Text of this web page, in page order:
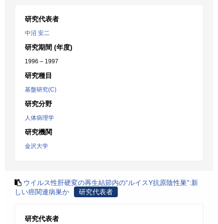
研究代表者
中沼 安二
研究期間 (年度)
1996 – 1997
研究種目
基盤研究(C)
研究分野
人体病理学
研究機関
金沢大学
ウイルス性肝硬変の再生結節内の“ルイスY抗原陰性巣":新
しい癌関連病巣か
研究代表者
研究代表者